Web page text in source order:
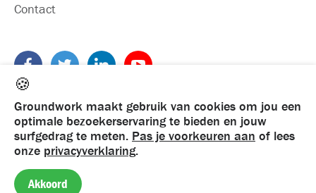
Contact
©2026Groundwork. Alle rechten voorbehouden
Privacy· Algemene voorwaarden
🍪
Groundwork maakt gebruik van cookies om jou een
optimale bezoekerservaring te bieden en jouw
surfgedrag te meten. Pas je voorkeuren aan of lees
onze privacyverklaring.
Akkoord